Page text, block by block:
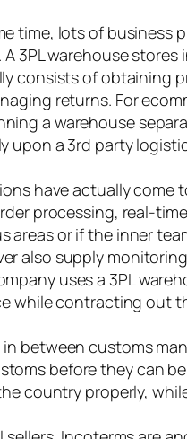
time, lots of business
3PL warehouse
consists of obtaining
returns. For
a warehouse
upon a 3rd party
have actually come
processing, real-
areas or if the inner
also supply
uses a 3PL
while contracting out
between customs
before they can
country properly,